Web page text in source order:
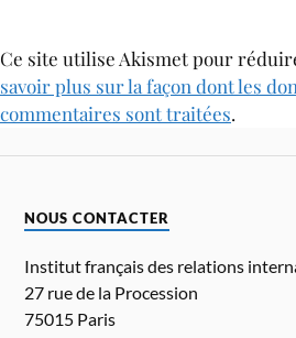
Ce site utilise Akismet pour
savoir plus sur la façon dont les
commentaires sont traitées.
NOUS CONTACTER
Institut français des relations
27 rue de la Procession
75015 Paris